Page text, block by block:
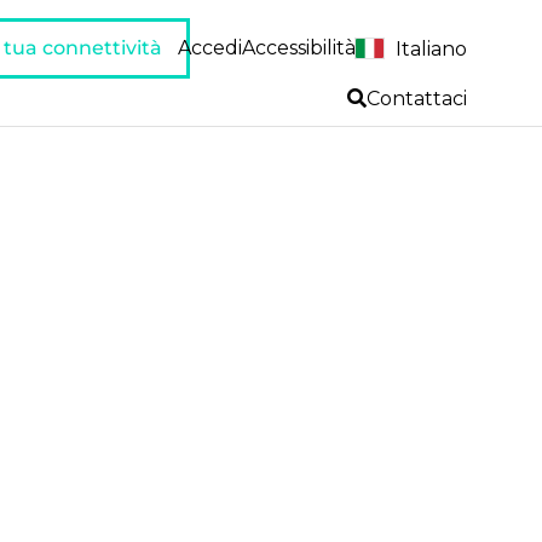
tua connettività AccediAccessibilità Italiano
Contattaci